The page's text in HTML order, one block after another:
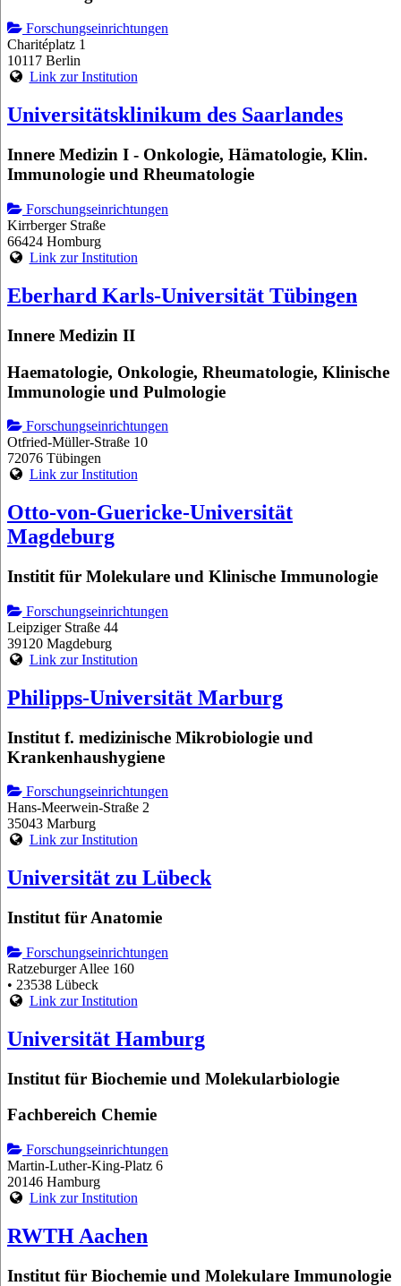
Forschungseinrichtungen
Charitéplatz 1
10117 Berlin
Link zur Institution
Universitätsklinikum des Saarlandes
Innere Medizin I - Onkologie, Hämatologie, Klin.
Immunologie und Rheumatologie
Forschungseinrichtungen
Kirrberger Straße
66424 Homburg
Link zur Institution
Eberhard Karls-Universität Tübingen
Innere Medizin II
Haematologie, Onkologie, Rheumatologie, Klinische
Immunologie und Pulmologie
Forschungseinrichtungen
Otfried-Müller-Straße 10
72076 Tübingen
Link zur Institution
Otto-von-Guericke-Universität
Magdeburg
Institit für Molekulare und Klinische Immunologie
Forschungseinrichtungen
Leipziger Straße 44
39120 Magdeburg
Link zur Institution
Philipps-Universität Marburg
Institut f. medizinische Mikrobiologie und
Krankenhaushygiene
Forschungseinrichtungen
Hans-Meerwein-Straße 2
35043 Marburg
Link zur Institution
Universität zu Lübeck
Institut für Anatomie
Forschungseinrichtungen
Ratzeburger Allee 160
• 23538 Lübeck
Link zur Institution
Universität Hamburg
Institut für Biochemie und Molekularbiologie
Fachbereich Chemie
Forschungseinrichtungen
Martin-Luther-King-Platz 6
20146 Hamburg
Link zur Institution
RWTH Aachen
Institut für Biochemie und Molekulare Immunologie